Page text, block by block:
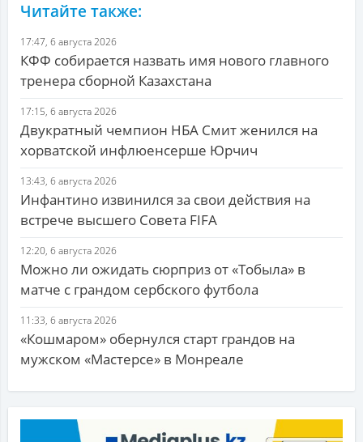
Читайте также:
17:47, 6 августа 2026
КФФ собирается назвать имя нового главного
тренера сборной Казахстана
17:15, 6 августа 2026
Двукратный чемпион НБА Смит женился на
хорватской инфлюенсерше Юрчич
13:43, 6 августа 2026
Инфантино извинился за свои действия на
встрече высшего Совета FIFA
12:20, 6 августа 2026
Можно ли ожидать сюрприз от «Тобыла» в
матче с грандом сербского футбола
11:33, 6 августа 2026
«Кошмаром» обернулся старт грандов на
мужском «Мастерсе» в Монреале